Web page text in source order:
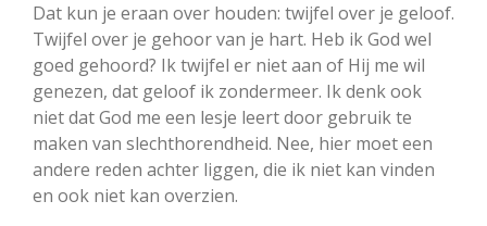
Dat kun je eraan over houden: twijfel over je geloof.
Twijfel over je gehoor van je hart. Heb ik God wel
goed gehoord? Ik twijfel er niet aan of Hij me wil
genezen, dat geloof ik zondermeer. Ik denk ook
niet dat God me een lesje leert door gebruik te
maken van slechthorendheid. Nee, hier moet een
andere reden achter liggen, die ik niet kan vinden
en ook niet kan overzien.